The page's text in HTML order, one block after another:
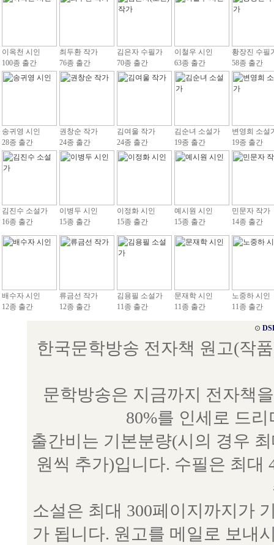
이옥천 시인
100종 출간
최두환 작가
76종 출간
김은자 수필가
70종 출간
이철우 시인
63종 출간
황장진 수필
58종 출간
송귀영 시인
28종 출간
권창순 작가
24종 출간
김여울 작가
24종 출간
김순녀 소설가
19종 출간
변영희 소설
19종 출간
김진수 소설가
16종 출간
이병두 시인
15종 출간
이정화 시인
15종 출간
예시원 시인
15종 출간
민문자 작가
14종 출간
배수자 시인
12종 출간
류금선 작가
12종 출간
김용필 소설가
11종 출간
문재학 시인
11종 출간
노중하 시인
11종 출간
⊙
한국문학방송 전자책 원고(작
문학방송은 지금까지 전자책
80%를 인세로 드
출간비는 기본분량(시의 경우
원씩 추가)입니다. 수필은 최대
소설은 최대 300페이지까지가
가 됩니다. 원고를 메일로 보내